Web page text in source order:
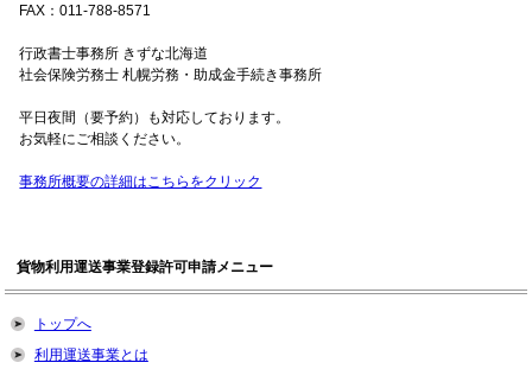
FAX：011-788-8571
行政書士事務所 きずな北海道
社会保険労務士 札幌労務・助成金手続き事務所
平日夜間（要予約）も対応しております。
お気軽にご相談ください。
事務所概要の詳細はこちらをクリック
貨物利用運送事業登録許可申請メニュー
トップへ
利用運送事業とは